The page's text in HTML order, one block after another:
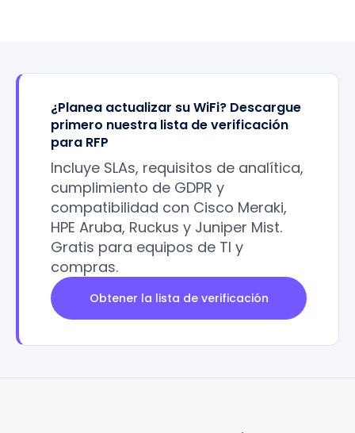
¿Planea actualizar su WiFi? Descargue
primero nuestra lista de verificación
para RFP
Incluye SLAs, requisitos de analítica,
cumplimiento de GDPR y
compatibilidad con Cisco Meraki,
HPE Aruba, Ruckus y Juniper Mist.
Gratis para equipos de TI y
compras.
Obtener la lista de verificación